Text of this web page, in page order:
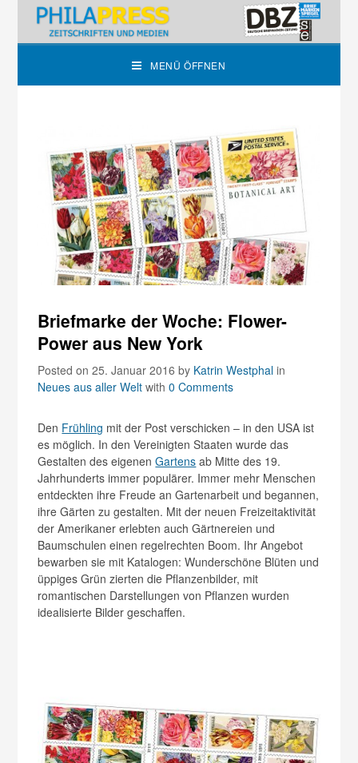
MENÜ ÖFFNEN
Briefmarke der Woche: Flower-
Power aus New York
Posted on 25. Januar 2016by Katrin Westphal in
Neues aus aller Welt with0 Comments
Den Frühling mit der Post verschicken – in den USA ist
es möglich. In den Vereinigten Staaten wurde das
Gestalten des eigenenGartens ab Mitte des 19.
Jahrhunderts immer populärer. Immer mehr Menschen
entdeckten ihre Freude an Gartenarbeit und begannen,
ihre Gärten zu gestalten. Mit der neuen Freizeitaktivität
der Amerikaner erlebten auch Gärtnereien und
Baumschulen einen regelrechten Boom. Ihr Angebot
bewarben sie mit Katalogen: Wunderschöne Blüten und
üppiges Grün zierten die Pflanzenbilder, mit
romantischen Darstellungen von Pflanzen wurden
idealisierte Bilder geschaffen.